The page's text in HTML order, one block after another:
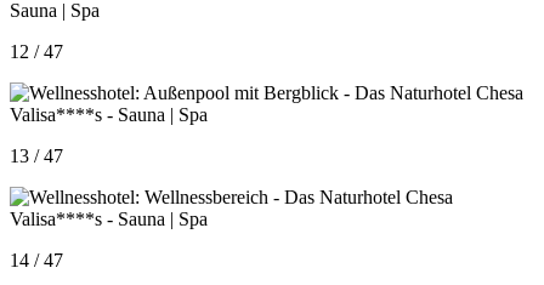
12 / 47
13 / 47
14 / 47